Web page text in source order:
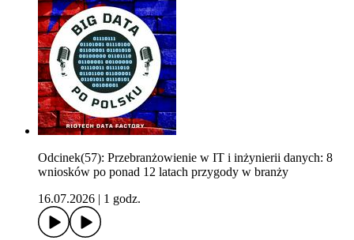
Odcinek(57): Przebranżowienie w IT i inżynierii danych: 8
wniosków po ponad 12 latach przygody w branży
16.07.2026
1 godz.